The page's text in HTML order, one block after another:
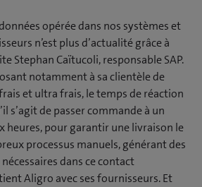
opérée dans nos systèmes et
n’est plus d’actualité grâce à
Stephan Caïtucoli, responsable SAP.
notamment à sa clientèle de
et ultra frais, le temps de réaction
s’agit de passer commande à un
heures, pour garantir une livraison le
processus manuels, générant des
dans ce contact
Aligro avec ses fournisseurs. Et